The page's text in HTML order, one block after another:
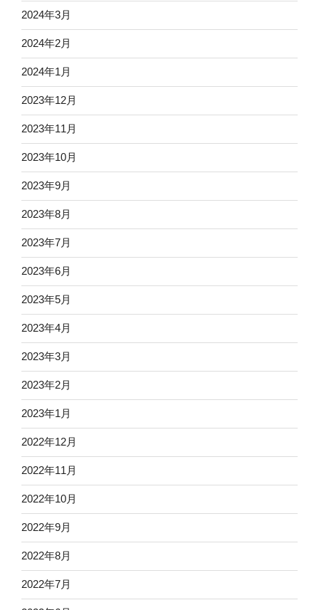
2024年3月
2024年2月
2024年1月
2023年12月
2023年11月
2023年10月
2023年9月
2023年8月
2023年7月
2023年6月
2023年5月
2023年4月
2023年3月
2023年2月
2023年1月
2022年12月
2022年11月
2022年10月
2022年9月
2022年8月
2022年7月